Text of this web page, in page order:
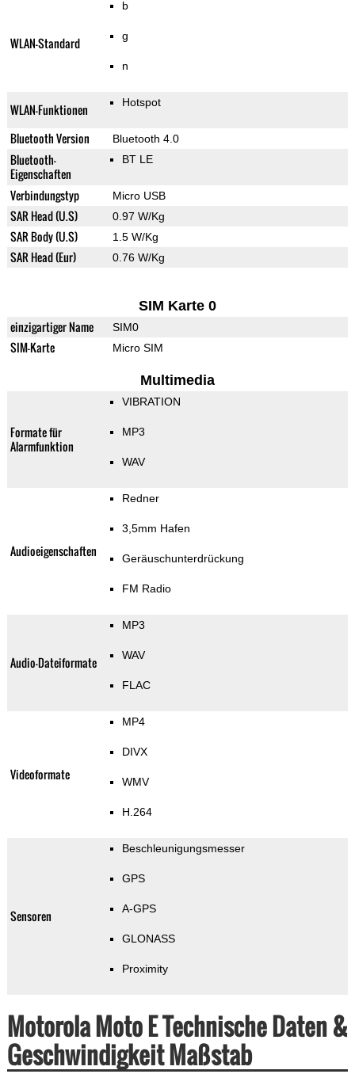
WLAN-Standard
b
g
n
WLAN-Funktionen Hotspot
Bluetooth Version Bluetooth 4.0
Bluetooth-
Eigenschaften
BT LE
Verbindungstyp Micro USB
SAR Head (U.S) 0.97 W/Kg
SAR Body (U.S) 1.5 W/Kg
SAR Head (Eur) 0.76 W/Kg
SIM Karte 0
einzigartiger Name SIM0
SIM-Karte Micro SIM
Multimedia
Formate für
Alarmfunktion
VIBRATION
MP3
WAV
Audioeigenschaften
Redner
3,5mm Hafen
Geräuschunterdrückung
FM Radio
Audio-Dateiformate
MP3
WAV
FLAC
Videoformate
MP4
DIVX
WMV
H.264
Sensoren
Beschleunigungsmesser
GPS
A-GPS
GLONASS
Proximity
Motorola Moto E Technische Daten &
Geschwindigkeit Maßstab